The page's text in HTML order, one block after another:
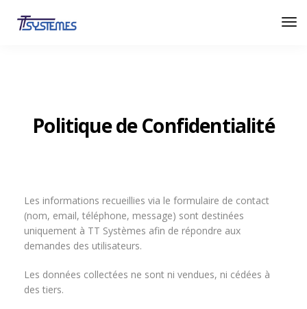
Politique de Confidentialité
Les informations recueillies via le formulaire de contact
(nom, email, téléphone, message) sont destinées
uniquement à TT Systèmes afin de répondre aux
demandes des utilisateurs.
Les données collectées ne sont ni vendues, ni cédées à
des tiers.